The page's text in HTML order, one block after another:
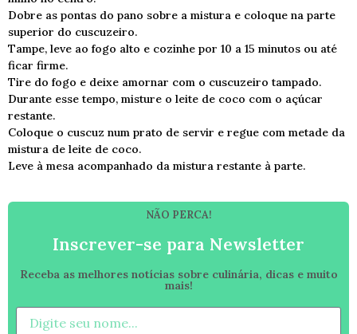
Dobre as pontas do pano sobre a mistura e coloque na parte
superior do cuscuzeiro.
Tampe, leve ao fogo alto e cozinhe por 10 a 15 minutos ou até
ficar firme.
Tire do fogo e deixe amornar com o cuscuzeiro tampado.
Durante esse tempo, misture o leite de coco com o açúcar
restante.
Coloque o cuscuz num prato de servir e regue com metade da
mistura de leite de coco.
Leve à mesa acompanhado da mistura restante à parte.
NÃO PERCA!
Inscrever-se para Newsletter
Receba as melhores notícias sobre culinária, dicas e muito
mais!